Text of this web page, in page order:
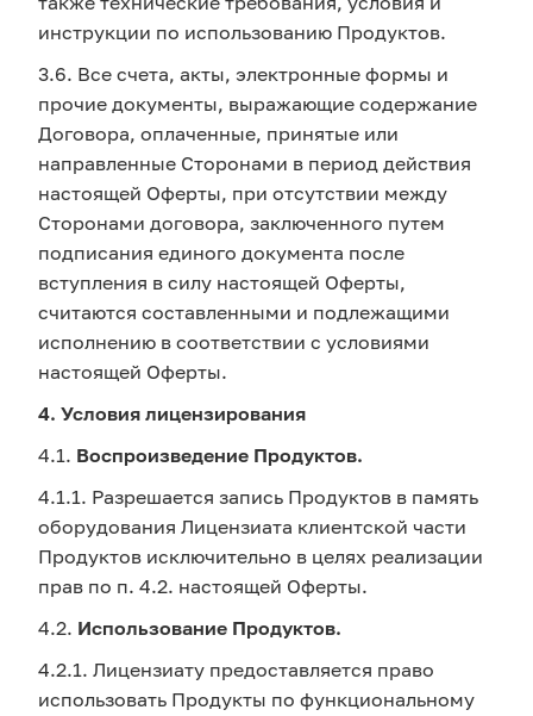
инструкции по использованию Продуктов.
3.6. Все счета, акты, электронные формы и
прочие документы, выражающие содержание
Договора, оплаченные, принятые или
направленные Сторонами в период действия
настоящей Оферты, при отсутствии между
Сторонами договора, заключенного путем
подписания единого документа после
вступления в силу настоящей Оферты,
считаются составленными и подлежащими
исполнению в соответствии с условиями
настоящей Оферты.
4. Условия лицензирования
4.1. Воспроизведение Продуктов.
4.1.1. Разрешается запись Продуктов в память
оборудования Лицензиата клиентской части
Продуктов исключительно в целях реализации
прав по п. 4.2. настоящей Оферты.
4.2. Использование Продуктов.
4.2.1. Лицензиату предоставляется право
использовать Продукты по функциональному